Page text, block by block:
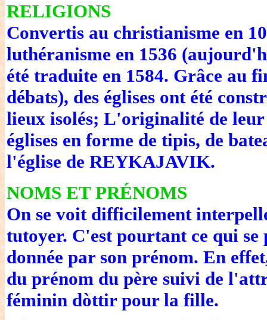
RELIGIONS
Convertis au christianisme en
luthéranisme en 1536
été traduite en 1584. Grâce au
débats), des églises ont été
lieux isolés; L'originalité de
églises en forme de tipis, de
l'église de REYKAJAVIK.
NOMS ET PRÉNOMS
On se voit difficilement
tutoyer. C'est pourtant ce qui se
donnée par son prénom. En
du prénom du père suivi de
féminin dòttir pour la fille.